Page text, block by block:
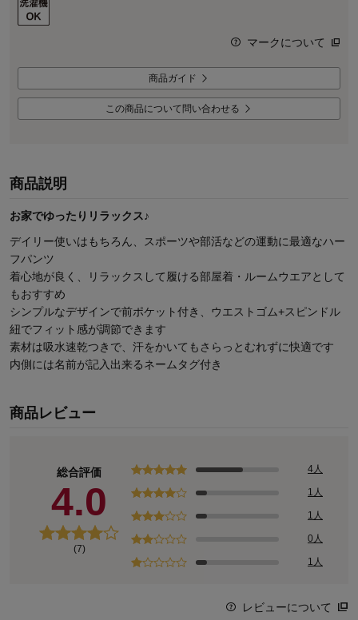
マークについて
商品ガイド
この商品について問い合わせる
商品説明
お家でゆったりリラックス♪
デイリー使いはもちろん、スポーツや部活などの運動に最適なハー
フパンツ
着心地が良く、リラックスして履ける部屋着・ルームウエアとして
もおすすめ
シンプルなデザインで前ポケット付き、ウエストゴム+スピンドル
紐でフィット感が調節できます
素材は吸水速乾つきで、汗をかいてもさらっとむれずに快適です
内側には名前が記入出来るネームタグ付き
商品レビュー
総合評価
4.0
(7)
4人
1人
1人
0人
1人
レビューについて